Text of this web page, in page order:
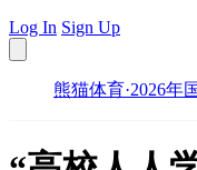
Log In Sign Up
熊猫体育·2026年